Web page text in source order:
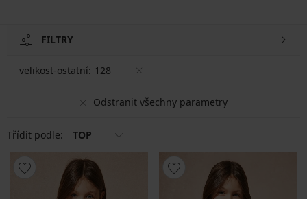
FILTRY
Odstranit všechny parametry
velikost-ostatní: 128
Třídit podle: TOP